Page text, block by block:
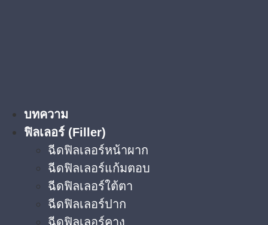
บทความ
ฟิลเลอร์ (Filler)
ฉีดฟิลเลอร์หน้าผาก
ฉีดฟิลเลอร์แก้มตอบ
ฉีดฟิลเลอร์ใต้ตา​
ฉีดฟิลเลอร์ปาก
ฉีดฟิลเลอร์คาง